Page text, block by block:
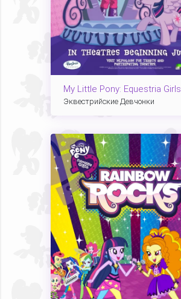
My Little Pony: Equestria Girls
Эквестрийские Девчонки